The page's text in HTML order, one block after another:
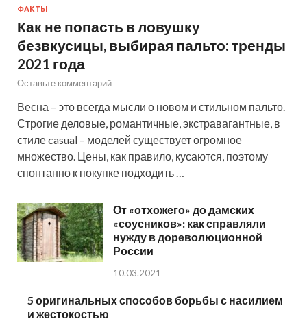
ФАКТЫ
Как не попасть в ловушку
безвкусицы, выбирая пальто: тренды
2021 года
Оставьте комментарий
Весна – это всегда мысли о новом и стильном пальто.
Строгие деловые, романтичные, экстравагантные, в
стиле casual – моделей существует огромное
множество. Цены, как правило, кусаются, поэтому
спонтанно к покупке подходить …
От «отхожего» до дамских
«соусников»: как справляли
нужду в дореволюционной
России
10.03.2021
5 оригинальных способов борьбы с насилием
и жестокостью